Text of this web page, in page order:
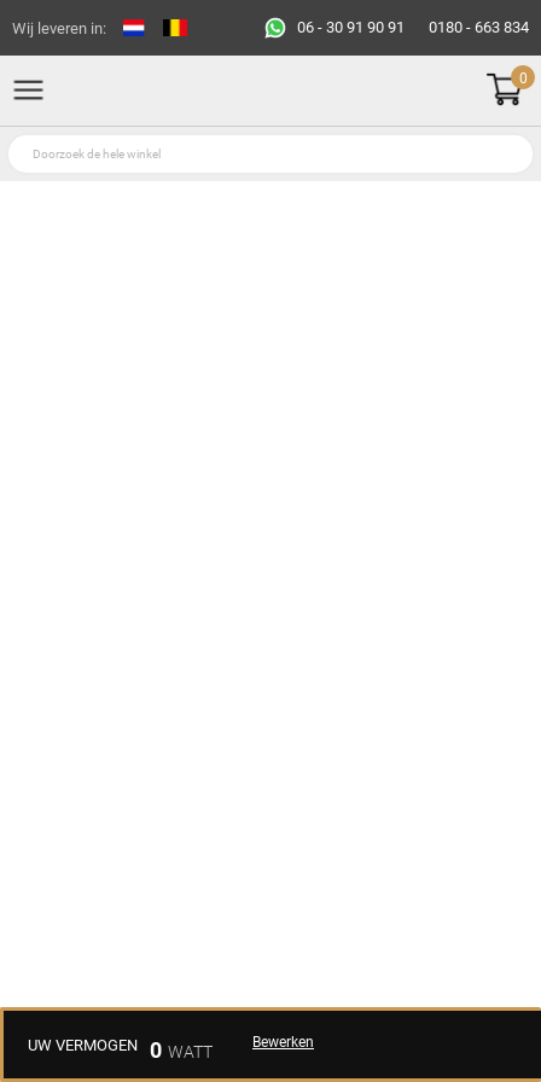
Wij leveren in: 06 - 30 91 90 91 0180 - 663 834
0
UW VERMOGEN 0 Bewerken